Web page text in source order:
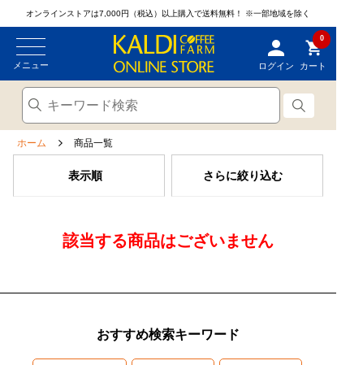
オンラインストアは7,000円（税込）以上購入で送料無料！ ※一部地域を除く
メニュー ログイン
0
カート
ホーム 商品一覧
表示順 さらに絞り込む
該当する商品はございません
おすすめ検索キーワード